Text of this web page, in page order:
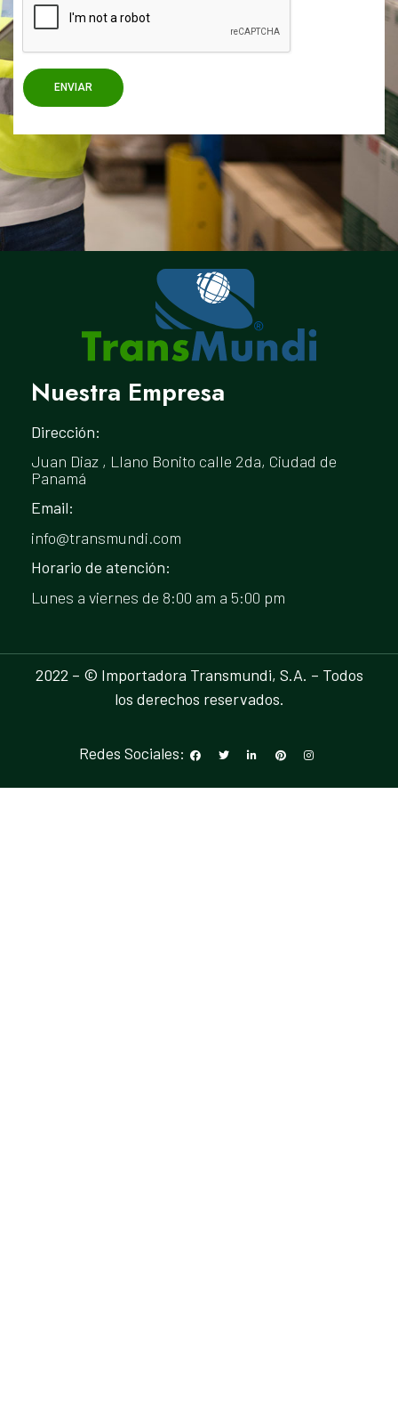
ENVIAR
Nuestra Empresa
Dirección:
Juan Diaz , Llano Bonito calle 2da, Ciudad de
Panamá
Email:
info@transmundi.com
Horario de atención:
Lunes a viernes de 8:00 am a 5:00 pm
2022 – © Importadora Transmundi, S.A. – Todos
los derechos reservados.
Redes Sociales: